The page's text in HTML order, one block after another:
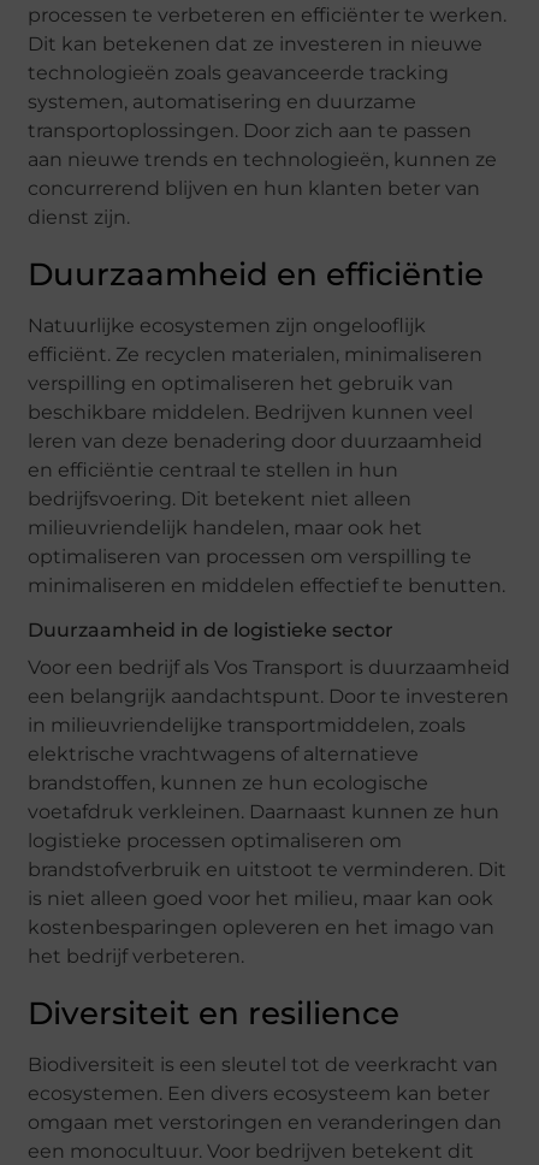
processen te verbeteren en efficiënter te werken.
Dit kan betekenen dat ze investeren in nieuwe
technologieën zoals geavanceerde tracking
systemen, automatisering en duurzame
transportoplossingen. Door zich aan te passen
aan nieuwe trends en technologieën, kunnen ze
concurrerend blijven en hun klanten beter van
dienst zijn.
Duurzaamheid en efficiëntie
Natuurlijke ecosystemen zijn ongelooflijk
efficiënt. Ze recyclen materialen, minimaliseren
verspilling en optimaliseren het gebruik van
beschikbare middelen. Bedrijven kunnen veel
leren van deze benadering door duurzaamheid
en efficiëntie centraal te stellen in hun
bedrijfsvoering. Dit betekent niet alleen
milieuvriendelijk handelen, maar ook het
optimaliseren van processen om verspilling te
minimaliseren en middelen effectief te benutten.
Duurzaamheid in de logistieke sector
Voor een bedrijf als Vos Transport is duurzaamheid
een belangrijk aandachtspunt. Door te investeren
in milieuvriendelijke transportmiddelen, zoals
elektrische vrachtwagens of alternatieve
brandstoffen, kunnen ze hun ecologische
voetafdruk verkleinen. Daarnaast kunnen ze hun
logistieke processen optimaliseren om
brandstofverbruik en uitstoot te verminderen. Dit
is niet alleen goed voor het milieu, maar kan ook
kostenbesparingen opleveren en het imago van
het bedrijf verbeteren.
Diversiteit en resilience
Biodiversiteit is een sleutel tot de veerkracht van
ecosystemen. Een divers ecosysteem kan beter
omgaan met verstoringen en veranderingen dan
een monocultuur. Voor bedrijven betekent dit